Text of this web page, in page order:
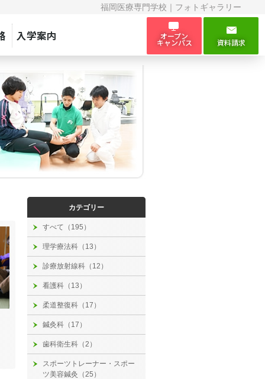
福岡医療専門学校｜フォトギャラリー
入学案内 オープン
キャンパス 資料請求
カテゴリー
すべて（195）
理学療法科（13）
診療放射線科（12）
看護科（13）
柔道整復科（17）
鍼灸科（17）
歯科衛生科（2）
スポーツトレーナー・スポー
ツ美容鍼灸（25）